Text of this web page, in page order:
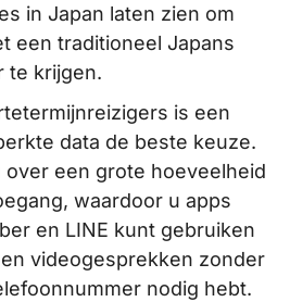
in Japan laten zien om
een traditioneel Japans
te krijgen.
is een
data de beste keuze.
een grote hoeveelheid
waardoor u apps
en LINE kunt gebruiken
videogesprekken zonder
nodig hebt.